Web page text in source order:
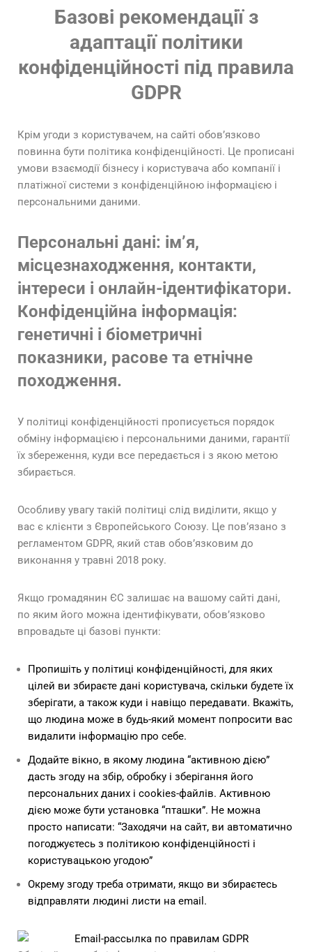
Базові рекомендації з
адаптації політики
конфіденційності під правила
GDPR
Крім угоди з користувачем, на сайті обов’язково
повинна бути політика конфіденційності. Це прописані
умови взаємодії бізнесу і користувача або компанії і
платіжної системи з конфіденційною інформацією і
персональними даними.
Персональні дані: ім’я,
місцезнаходження, контакти,
інтереси і онлайн-ідентифікатори.
Конфіденційна інформація:
генетичні і біометричні
показники, расове та етнічне
походження.
У політиці конфіденційності прописується порядок
обміну інформацією і персональними даними, гарантії
їх збереження, куди все передається і з якою метою
збирається.
Особливу увагу такій політиці слід виділити, якщо у
вас є клієнти з Європейського Союзу. Це пов’язано з
регламентом GDPR, який став обов’язковим до
виконання у травні 2018 року.
Якщо громадянин ЄС залишає на вашому сайті дані,
по яким його можна ідентифікувати, обов’язково
впровадьте ці базові пункти:
Пропишіть у політиці конфіденційності, для яких
цілей ви збираєте дані користувача, скільки будете їх
зберігати, а також куди і навіщо передавати. Вкажіть,
що людина може в будь-який момент попросити вас
видалити інформацію про себе.
Додайте вікно, в якому людина “активною дією”
дасть згоду на збір, обробку і зберігання його
персональних даних і cookies-файлів. Активною
дією може бути установка “пташки”. Не можна
просто написати: “Заходячи на сайт, ви автоматично
погоджуєтесь з політикою конфіденційності і
користувацькою угодою”
Окрему згоду треба отримати, якщо ви збираєтесь
відправляти людині листи на email.